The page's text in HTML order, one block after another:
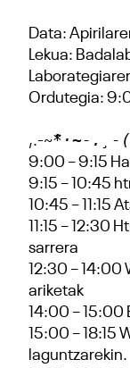
Data:
Lekua:
Ordutegia:
,.-~*·~-.¸-
9:00 – 9:15
9:15 – 10:45
10:45 – 11:15
11:15 – 12:30
sarrera
12:30 –
ariketak
14:00 – 15:00
15:00 – 18:15
laguntzarekin.